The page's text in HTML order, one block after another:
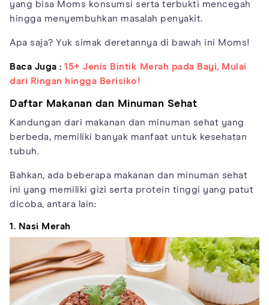
yang bisa Moms konsumsi serta terbukti mencegah
hingga menyembuhkan masalah penyakit.
Apa saja? Yuk simak deretannya di bawah ini Moms!
Baca Juga : 15+ Jenis Bintik Merah pada Bayi, Mulai
dari Ringan hingga Berisiko!
Daftar Makanan dan Minuman Sehat
Kandungan dari makanan dan minuman sehat yang
berbeda, memiliki banyak manfaat untuk kesehatan
tubuh.
Bahkan, ada beberapa makanan dan minuman sehat
ini yang memiliki gizi serta protein tinggi yang patut
dicoba, antara lain:
1. Nasi Merah